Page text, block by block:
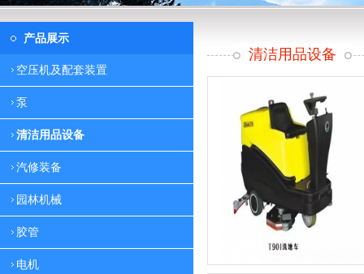
产品展示
空压机及配套装置
泵
清洁用品设备
汽修装备
园林机械
胶管
电机
清洁用品设备